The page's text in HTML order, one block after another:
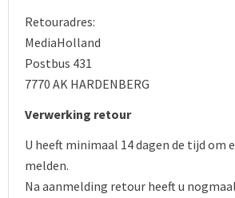
Retouradres:
MediaHolland
Postbus 431
7770 AK HARDENBERG
Verwerking retour
U heeft minimaal 14 dagen de tijd om
melden.
Na aanmelding retour heeft u